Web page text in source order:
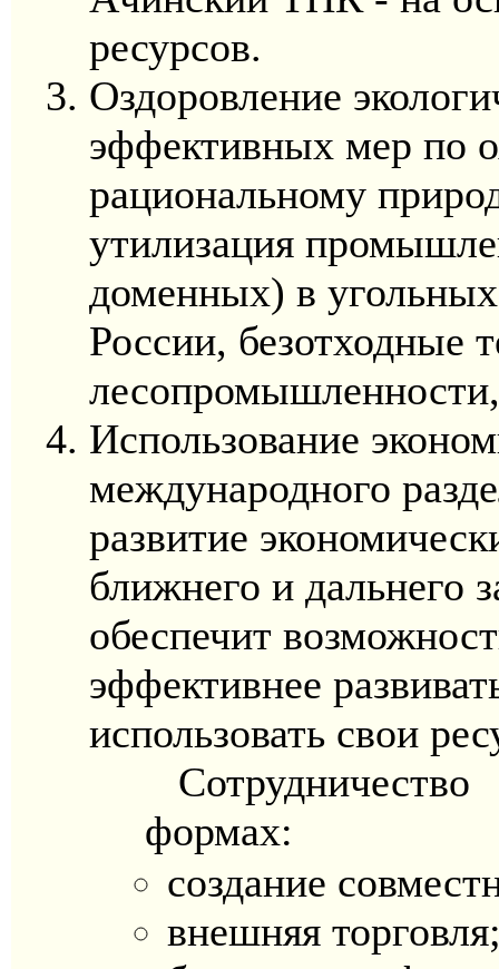
ресурсов.
Оздоровление
эффективных мер по
рациональному
утилизация
доменных) в
России, безотходные
Использование
международного
развитие
ближнего и дальнего
обеспечит
эффективнее
использовать свои
формах:
создание
внешняя